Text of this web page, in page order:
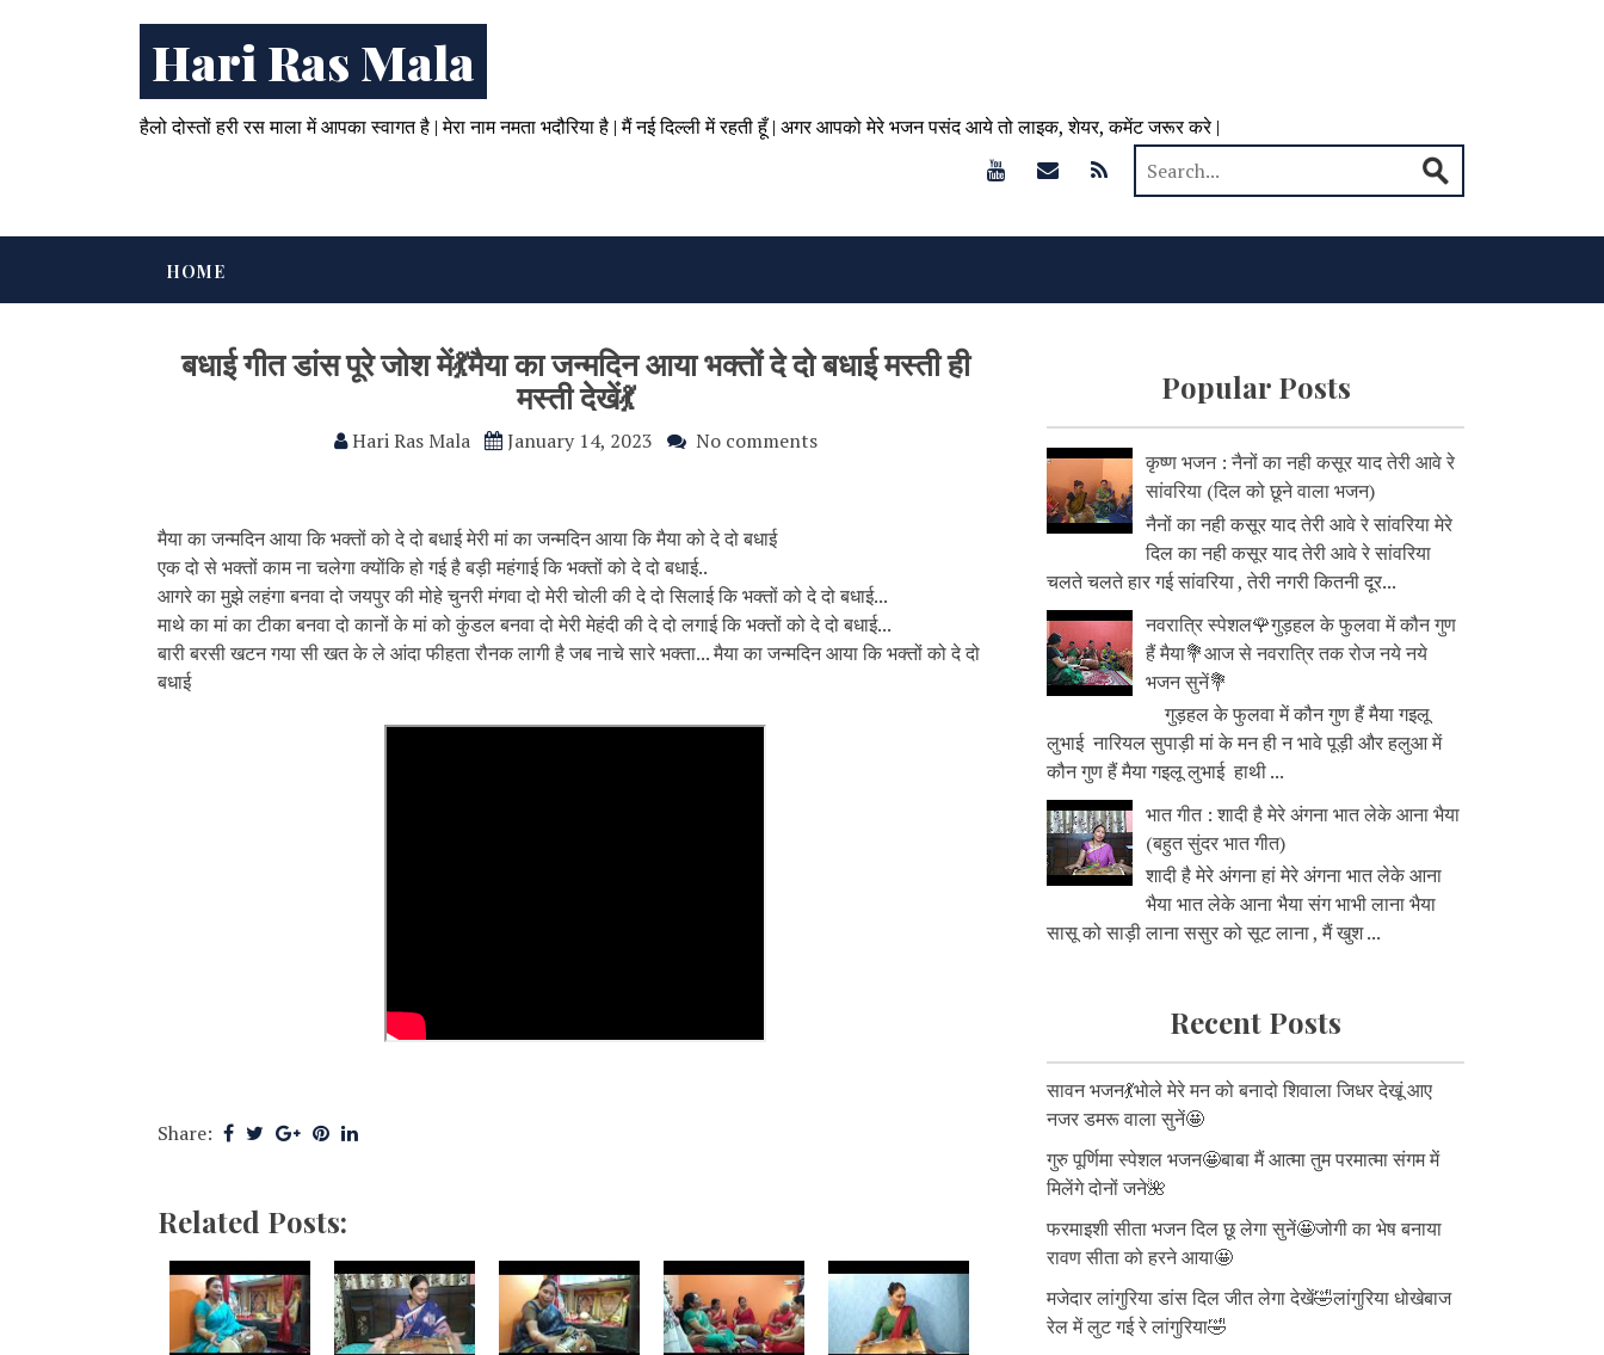
Hari Ras Mala
हैलो दोस्तों हरी रस माला में आपका स्वागत है | मेरा नाम नमता भदौरिया है | मैं नई दिल्ली में रहती हूँ | अगर आपको मेरे भजन पसंद आये तो लाइक, शेयर, कमेंट जरूर करे |
HOME
बधाई गीत डांस पूरे जोश में💃‌मैया का जन्मदिन आया भक्तों दे दो बधाई मस्ती ही
मस्ती देखें💃
Hari Ras Mala January 14, 2023 No comments
मैया का जन्मदिन आया कि भक्तों को दे दो बधाई मेरी मां का जन्मदिन आया कि मैया को दे दो बधाई
एक दो से भक्तों काम ना चलेगा क्योंकि हो गई है बड़ी महंगाई कि भक्तों को दे दो बधाई..
आगरे का मुझे लहंगा बनवा दो जयपुर की मोहे चुनरी मंगवा दो मेरी चोली की दे दो सिलाई कि भक्तों को दे दो बधाई...
माथे का मां का टीका बनवा दो कानों के मां को कुंडल बनवा दो मेरी मेहंदी की दे दो लगाई कि भक्तों को दे दो बधाई...
बारी बरसी खटन गया सी खत के ले आंदा फीहता रौनक लागी है जब नाचे सारे भक्ता... मैया का जन्मदिन आया कि भक्तों को दे दो
बधाई
Share:
Related Posts:
Popular Posts
कृष्ण भजन : नैनों का नही कसूर याद तेरी आवे रे
सांवरिया (दिल को छूने वाला भजन)
नैनों का नही कसूर याद तेरी आवे रे सांवरिया मेरे
दिल का नही कसूर याद तेरी आवे रे सांवरिया
चलते चलते हार गई सांवरिया , तेरी नगरी कितनी दूर...
नवरात्रि स्पेशल🌹गुड़हल के फुलवा में कौन गुण
हैं मैया💐आज से नवरात्रि तक रोज नये नये
भजन सुनें💐
गुड़हल के फुलवा में कौन गुण हैं मैया गइलू
लुभाई नारियल सुपाड़ी मां के मन ही न भावे पूड़ी और हलुआ में
कौन गुण हैं मैया गइलू लुभाई हाथी ...
भात गीत : शादी है मेरे अंगना भात लेके आना भैया
(बहुत सुंदर भात गीत)
शादी है मेरे अंगना हां मेरे अंगना भात लेके आना
भैया भात लेके आना भैया संग भाभी लाना भैया
सासू को साड़ी लाना ससुर को सूट लाना , मैं खुश ...
Recent Posts
सावन भजन💃भोले मेरे मन को बनादो शिवाला जिधर देखूं आए
नजर डमरू वाला सुनें🤩
गुरु पूर्णिमा स्पेशल भजन🤩बाबा मैं आत्मा तुम परमात्मा संगम में
मिलेंगे दोनों जने🌺
फरमाइशी सीता भजन दिल छू लेगा सुनें🤩जोगी का भेष बनाया
रावण सीता को हरने आया🤩
मजेदार लांगुरिया डांस दिल जीत लेगा देखें🤣लांगुरिया धोखेबाज
रेल में लुट गई रे लांगुरिया🤣